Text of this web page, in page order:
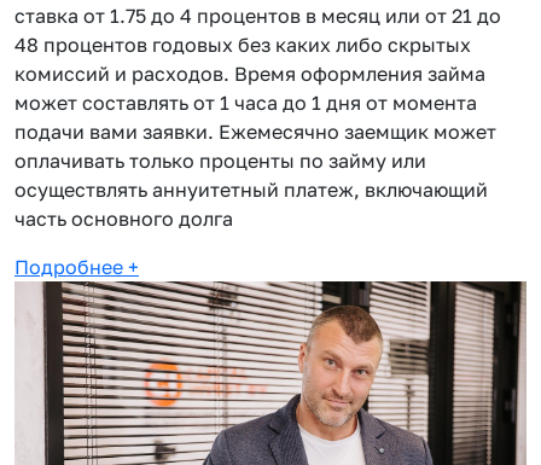
ставка от 1.75 до 4 процентов в месяц или от 21 до
48 процентов годовых без каких либо скрытых
комиссий и расходов. Время оформления займа
может составлять от 1 часа до 1 дня от момента
подачи вами заявки. Ежемесячно заемщик может
оплачивать только проценты по займу или
осуществлять аннуитетный платеж, включающий
часть основного долга
Подробнее +